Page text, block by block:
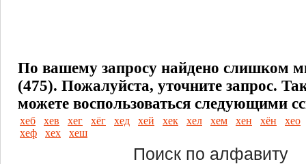
По вашему запросу найдено слишком
(475). Пожалуйста, уточните запрос.
можете воспользоваться следующими
хеб хев хег хёг хед хей хек хел хем хен хён
хео
хеф
хех хеш
Поиск по алфавиту